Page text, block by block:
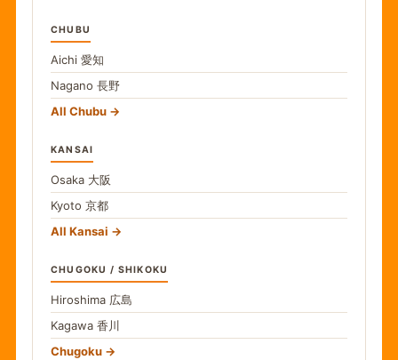
CHUBU
Aichi 愛知
Nagano 長野
All Chubu
KANSAI
Osaka 大阪
Kyoto 京都
All Kansai
CHUGOKU / SHIKOKU
Hiroshima 広島
Kagawa 香川
Chugoku